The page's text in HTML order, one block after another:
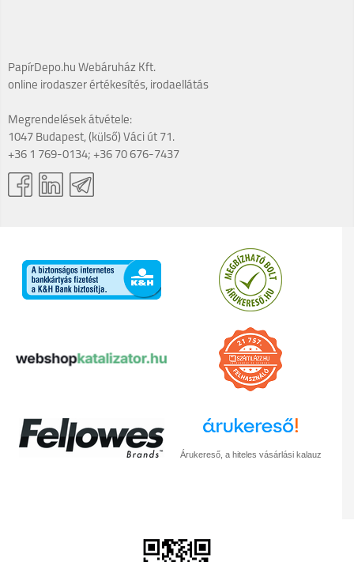
PapírDepo.hu Webáruház Kft.
online irodaszer értékesítés, irodaellátás
Megrendelések átvétele:
1047 Budapest, (külső) Váci út 71.
+36 1 769-0134; +36 70 676-7437
Árukereső, a hiteles vásárlási kalauz